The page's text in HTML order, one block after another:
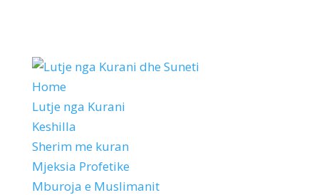
Home
Lutje nga Kurani
Keshilla
Sherim me kuran
Mjeksia Profetike
Mburoja e Muslimanit